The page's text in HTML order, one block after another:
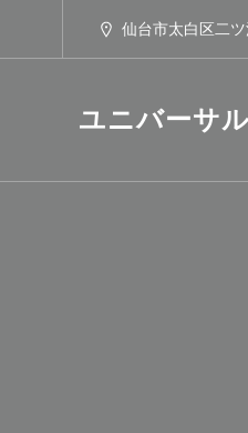
仙台市太白区二
ユニバーサ